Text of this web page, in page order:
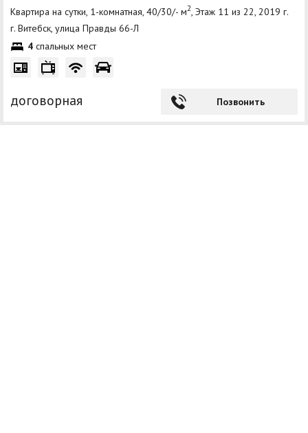
Квартира на сутки, 1-комнатная, 40/30/- м2, Этаж 11 из 22, 2019 г.
г. Витебск, улица Правды 66-Л
4 спальных мест
договорная Позвонить